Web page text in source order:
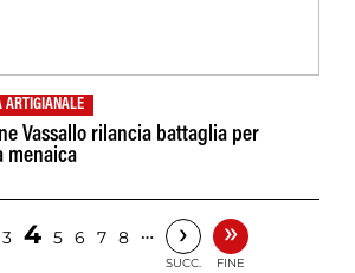
ARTIGIANALE
Vassallo rilancia battaglia per
menaica
3 4 5 6 7 8 … ›
SUCC.
»
FINE